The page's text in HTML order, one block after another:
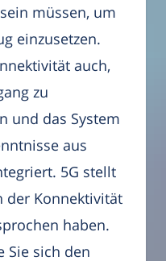
müssen, um
einzusetzen.
auch,
zu
und das System
aus
5G stellt
der Konnektivität
haben.
Sie sich den